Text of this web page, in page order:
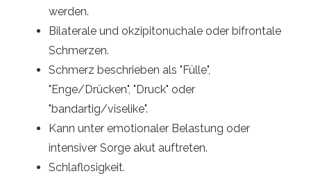
werden.
Bilaterale und okzipitonuchale oder bifrontale
Schmerzen.
Schmerz beschrieben als "Fülle",
"Enge/Drücken", "Druck" oder
"bandartig/viselike".
Kann unter emotionaler Belastung oder
intensiver Sorge akut auftreten.
Schlaflosigkeit.